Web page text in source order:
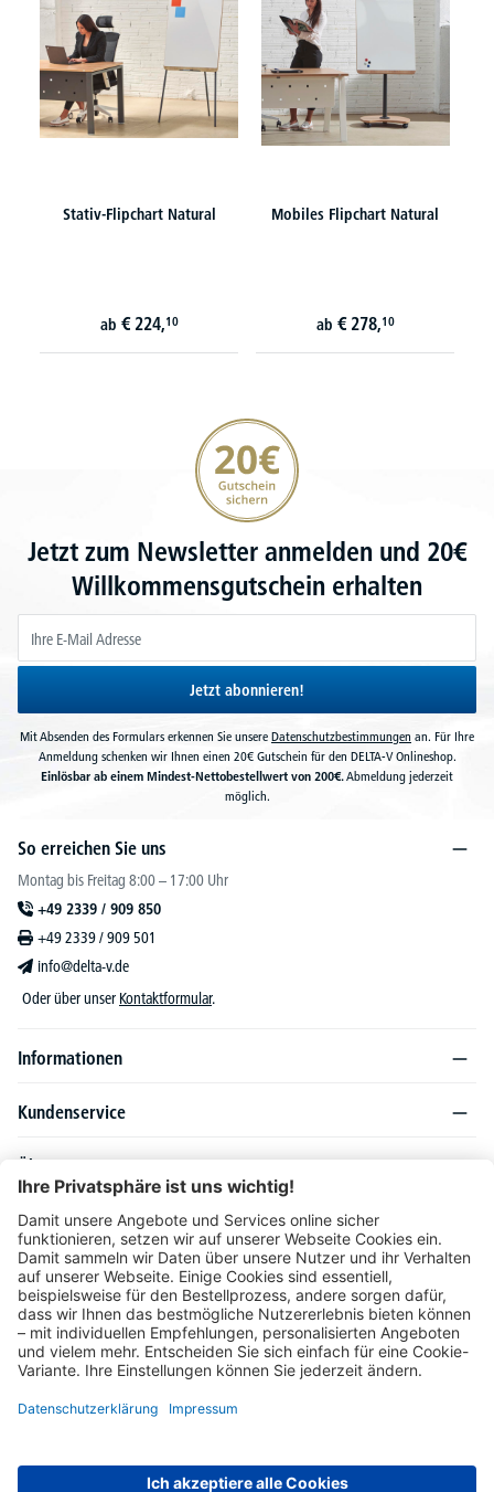
Stativ-Flipchart Natural
ab € 224,10
Mobiles Flipchart Natural
ab € 278,10
20€ Gutschein sichern
Jetzt zum Newsletter anmelden und 20€
Willkommensgutschein erhalten
Jetzt abonnieren!
Mit Absenden des Formulars erkennen Sie unsere Datenschutzbestimmungen an. Für Ihre
Anmeldung schenken wir Ihnen einen 20€ Gutschein für den DELTA-V Onlineshop.
Einlösbar ab einem Mindest-Nettobestellwert von 200€.Abmeldung jederzeit
möglich.
So erreichen Sie uns
Montag bis Freitag 8:00 – 17:00 Uhr
+49 2339 / 909 850
+49 2339 / 909 501
info@delta-v.de
Oder über unser Kontaktformular.
Informationen
Kundenservice
Über DELTA-V
Produktsortiment
Ratgeber
Folgen Sie uns auch auf
Unser Angebot richtet sich ausschließlich an Industrie, Handel, Gewerbe und
europäische Ausland gelten Sonderkonditionen, die auf Anfrage mitgeteilt werden.